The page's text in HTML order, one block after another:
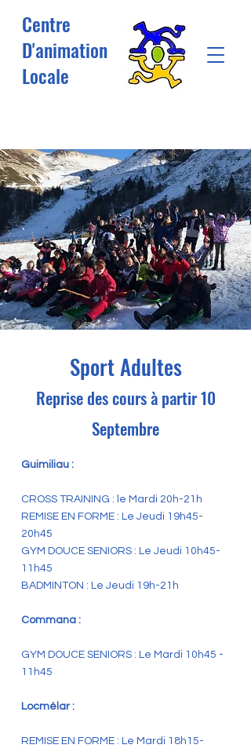
Centre
D'animation
Locale
Sport Adultes
Reprise des cours à partir 10
Septembre
Guimiliau :
CROSS TRAINING : le Mardi 20h-21h
REMISE EN FORME : Le Jeudi 19h45-
20h45
GYM DOUCE SENIORS : Le Jeudi 10h45-
11h45
BADMINTON : Le Jeudi 19h-21h
Commana :
GYM DOUCE SENIORS : Le Mardi 10h45 -
11h45
Locmélar :
REMISE EN FORME : Le Mardi 18h15-